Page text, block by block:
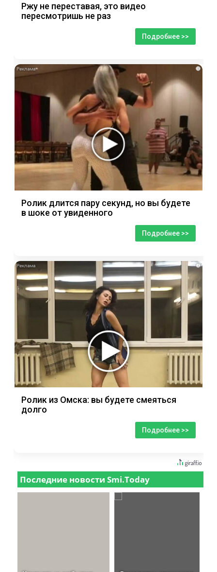
Ржу не переставая, это видео
пересмотришь не раз
Подробнее >>
i
Ролик длится пару секунд, но вы будете
в шоке от увиденного
Подробнее >>
i
Ролик из Омска: вы будете смеяться
долго
Подробнее >>